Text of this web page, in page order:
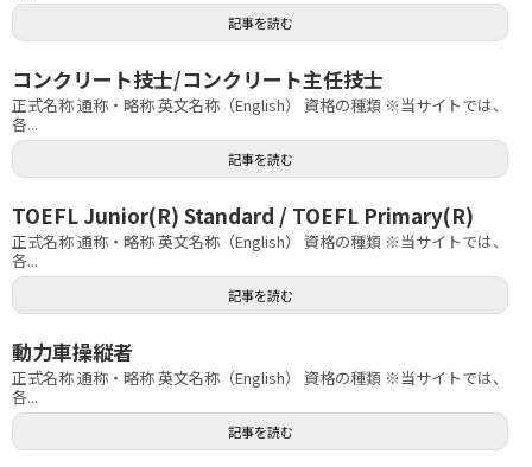
記事を読む
コンクリート技士/コンクリート主任技士
正式名称 通称・略称 英文名称（English） 資格の種類 ※当サイトでは、
各...
記事を読む
TOEFL Junior(R) Standard / TOEFL Primary(R)
正式名称 通称・略称 英文名称（English） 資格の種類 ※当サイトでは、
各...
記事を読む
動力車操縦者
正式名称 通称・略称 英文名称（English） 資格の種類 ※当サイトでは、
各...
記事を読む